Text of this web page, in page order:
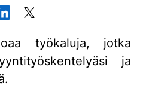
työkaluja, jotka
ja